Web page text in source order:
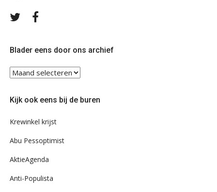
Volg
Blader eens door ons archief
Blader
eens
ons
Kijk ook eens bij de buren
Krewinkel krijst
Abu Pessoptimist
AktieAgenda
Anti-Populista